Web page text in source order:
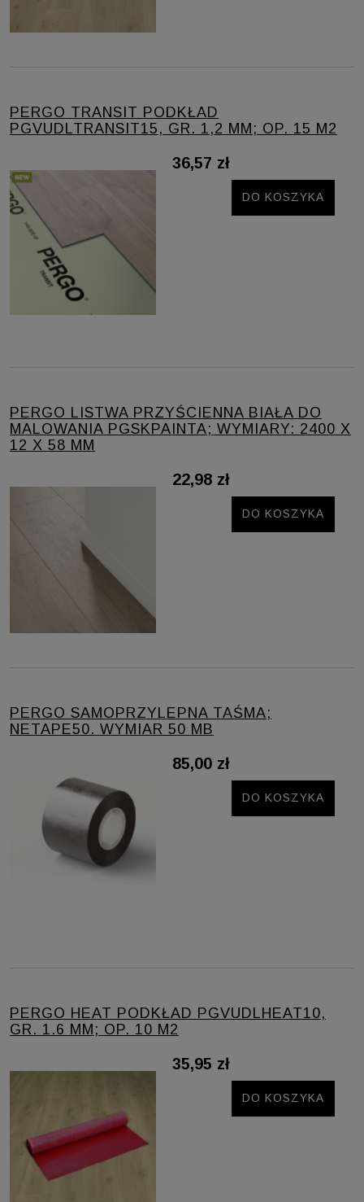
PERGO TRANSIT PODKŁAD
PGVUDLTRANSIT15, GR. 1,2 MM; OP. 15 M2
36,57 zł
DO KOSZYKA
PERGO LISTWA PRZYŚCIENNA BIAŁA DO
MALOWANIA PGSKPAINTA; WYMIARY: 2400 X
12 X 58 MM
22,98 zł
DO KOSZYKA
PERGO SAMOPRZYLEPNA TAŚMA;
NETAPE50. WYMIAR 50 MB
85,00 zł
DO KOSZYKA
PERGO HEAT PODKŁAD PGVUDLHEAT10,
GR. 1.6 MM; OP. 10 M2
35,95 zł
DO KOSZYKA